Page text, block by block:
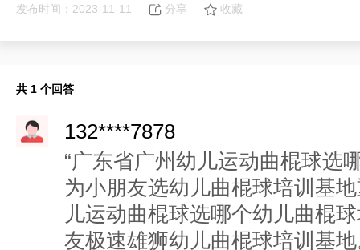
发布时间：2023-11-11 分享 收藏
共 1 个回答
132****7878
“广东省广州幼儿运动曲棍球选
为小朋友选幼儿曲棍球培训基
儿运动曲棍球选哪个幼儿曲棍
友极速雄狮幼儿曲棍球培训基